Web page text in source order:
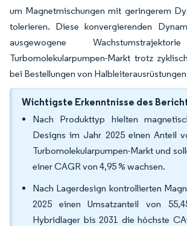
um Magnetmischungen mit geringerem
tolerieren. Diese konvergierenden
ausgewogene
Turbomolekularpumpen-Markt trotz
bei Bestellungen von
Wichtigste Erkenntnisse des
Nach Produkttyp hielten
Designs im Jahr 2025 einen Anteil
Turbomolekularpumpen-Markt und
einer CAGR von 4,95 % wachsen.
Nach Lagerdesign kontrollierten
2025 einen Umsatzanteil von
Hybridlager bis 2031 die höchste